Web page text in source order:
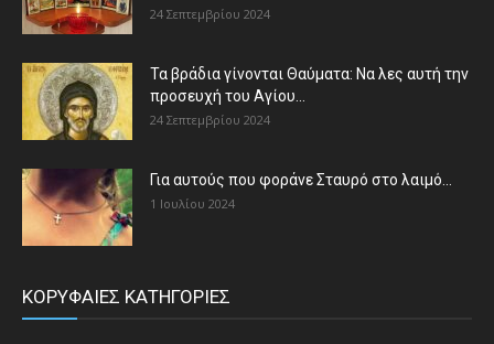
24 Σεπτεμβρίου 2024
Τα βράδια γίνονται Θαύματα: Να λες αυτή την
προσευχή του Αγίου...
24 Σεπτεμβρίου 2024
Για αυτούς που φοράνε Σταυρό στο λαιμό…
1 Ιουλίου 2024
ΚΟΡΥΦΑΙΕΣ ΚΑΤΗΓΟΡΙΕΣ